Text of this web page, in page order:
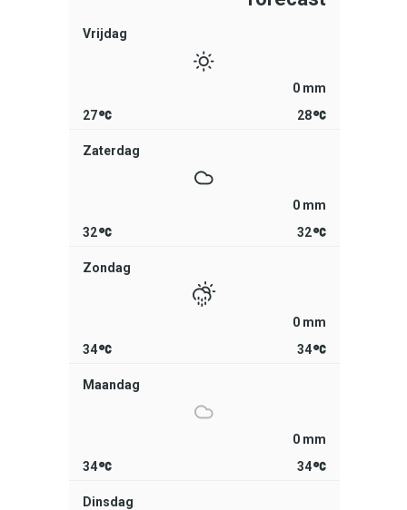
Vrijdag
0 mm
27
28
Zaterdag
0 mm
32
32
Zondag
0 mm
34
34
Maandag
0 mm
34
34
Dinsdag